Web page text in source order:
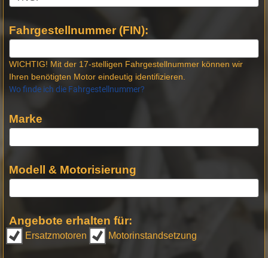
Fahrgestellnummer (FIN):
WICHTIG! Mit der 17-stelligen Fahrgestellnummer können wir
Ihren benötigten Motor eindeutig identifizieren.
Wo finde ich die Fahrgestellnummer?
Marke
Modell & Motorisierung
Angebote erhalten für:
Ersatzmotoren Motorinstandsetzung